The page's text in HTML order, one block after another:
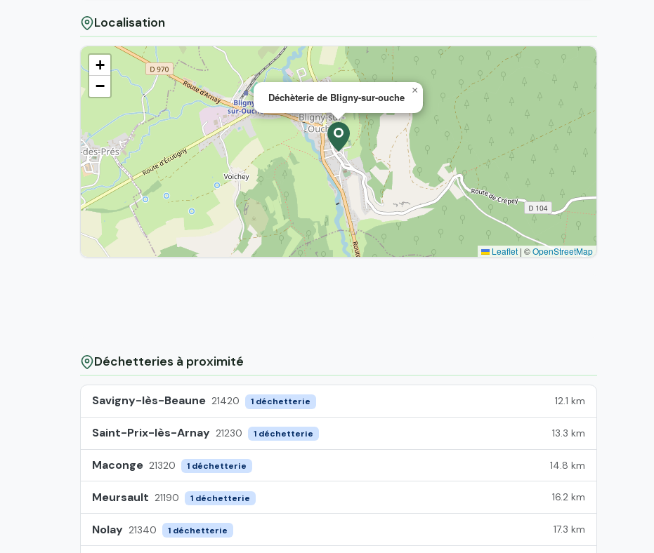
Localisation
Déchèterie de Bligny-sur-ouche
×
+
−
Leaflet | ©OpenStreetMap
Déchetteries à proximité
Savigny-lès-Beaune 21420 1 déchetterie 12.1 km
Saint-Prix-lès-Arnay 21230 1 déchetterie 13.3 km
Maconge 21320 1 déchetterie 14.8 km
Meursault 21190 1 déchetterie 16.2 km
Nolay 21340 1 déchetterie 17.3 km